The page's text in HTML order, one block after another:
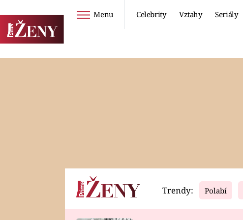
Menu Celebrity Vztahy Seriály
Horoskopy Video
Trendy: Polabí